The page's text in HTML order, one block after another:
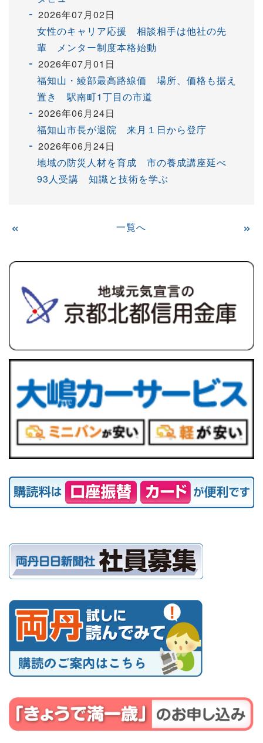
2026年07月02日
女性のキャリア応援 相談相手は他社の先
輩 メンター制度本格始動
2026年07月01日
福知山・綾部最高路線価 場所、価格も据え
置き 駅南町1丁目の市道
2026年06月24日
福知山市長が退院 来月１日から登庁
2026年06月24日
地域の防災人材を育成 市の養成講座延べ
93人受講 知識と技術を学ぶ
« 一覧へ